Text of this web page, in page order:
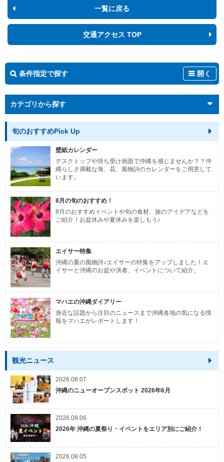
一覧に戻る
交通アクセス TOP
条件指定で探す 開く
カテゴリから探す
旬のおすすめPick Up
壁紙カレンダー
デスクトップや待ち受け画面で沖縄を感じませんか？？沖
縄らしさ満載な海、花、風物詩のカレンダーをご用意して
います。
8月の旬のおすすめ！
8月のおすすめイベントや旬の食材、旅のアイデアなどを
ご紹介！お盆休みや夏休みを楽しもう♪
エイサー特集
沖縄の夏の風物詩♪エイサーの特集をアップしました！エ
イサーと沖縄のお盆や演者、イベントについて紹介。
マハエの沖縄ダイアリー
身近な話題から注目のニュースまで沖縄各地の気になる情
報をマハエがレポートします！
観光ニュース
2026.08.07
沖縄のニューオープンスポット 2026年6月
2026.08.06
2026年 沖縄の夏祭り・イベントをエリア別にご紹介！
2026.08.05